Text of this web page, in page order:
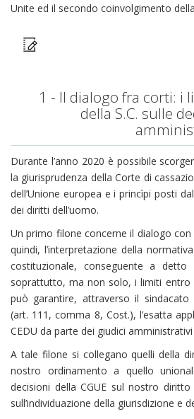
Unite ed il secondo coinvolgimento della
1 - Il dialogo fra corti: i
della S.C. sulle
Durante l’anno 2020 è possibile
la giurisprudenza della Corte di
dell’Unione europea e i princìpi posti
dei diritti dell’uomo.
Un primo filone concerne il dialogo
quindi, l’interpretazione della
costituzionale, conseguente a detto
soprattutto, ma non solo, i limiti entro
può garantire, attraverso il
(art. 111, comma 8, Cost.), l’esatta
CEDU da parte dei giudici
A tale filone si collegano quelli della
nostro ordinamento a quello
decisioni della CGUE sul nostro
sull’individuazione della giurisdizione e